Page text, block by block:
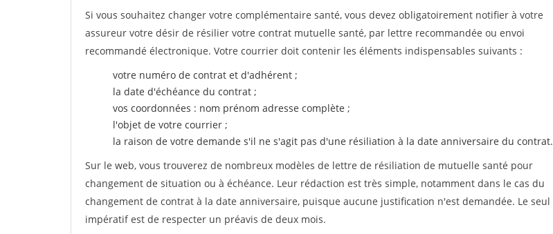
Si vous souhaitez changer votre complémentaire santé, vous devez obligatoirement notifier à votre
assureur votre désir de résilier votre contrat mutuelle santé, par lettre recommandée ou envoi
recommandé électronique. Votre courrier doit contenir les éléments indispensables suivants :
votre numéro de contrat et d'adhérent ;
la date d'échéance du contrat ;
vos coordonnées : nom prénom adresse complète ;
l'objet de votre courrier ;
la raison de votre demande s'il ne s'agit pas d'une résiliation à la date anniversaire du contrat.
Sur le web, vous trouverez de nombreux modèles de lettre de résiliation de mutuelle santé pour
changement de situation ou à échéance. Leur rédaction est très simple, notamment dans le cas du
changement de contrat à la date anniversaire, puisque aucune justification n'est demandée. Le seul
impératif est de respecter un préavis de deux mois.